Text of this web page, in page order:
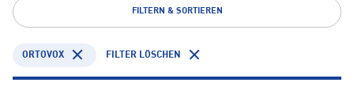
FILTERN & SORTIEREN
ORTOVOX FILTER LÖSCHEN